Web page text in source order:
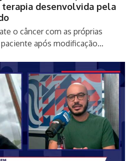
desenvolvida pela
o câncer com as próprias
após modificação…